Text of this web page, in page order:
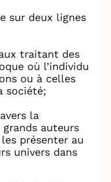
sur deux lignes
traitant des
où l’individu
ou à celles
société;
la
auteurs
présenter au
univers dans